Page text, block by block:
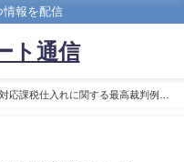
情報を配信
ト通信
応課税仕入れに関する最高裁判例Ｒ